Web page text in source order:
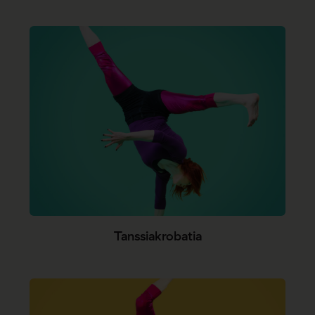
Tanssiakrobatia